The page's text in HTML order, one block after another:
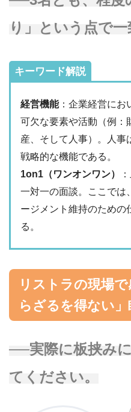
り」という点で一
キーワード解説
経営機能：企業経営にお
可欠な要素や活動（例：
産、そして人事）。人事
戦略的な機能である。
1on1（ワンオンワン）
一対一の面談。ここでは
ージメント維持のための
る。
リストラの現場
らざるを得ない」
──実際に板挟み
てください。